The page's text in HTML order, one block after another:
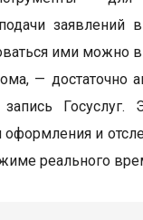
заявлений
ими можно
— достаточно
Госуслуг.
оформления и
реального